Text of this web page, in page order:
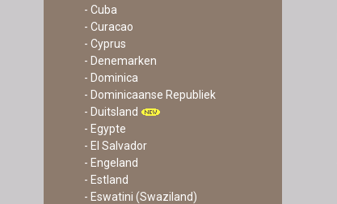
- Cuba
- Curacao
- Cyprus
- Denemarken
- Dominica
- Dominicaanse Republiek
- Duitsland
- Egypte
- El Salvador
- Engeland
- Estland
- Eswatini (Swaziland)